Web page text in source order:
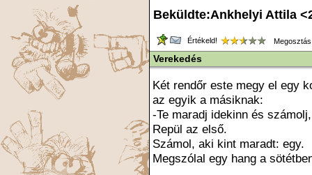
Beküldte:Ankhelyi Attila
Értékeld!
Verekedés
Két rendőr este megy el egy
az egyik a másiknak:
-Te maradj idekinn és
Repül az első.
Számol, aki kint maradt: egy.
Megszólal egy hang a